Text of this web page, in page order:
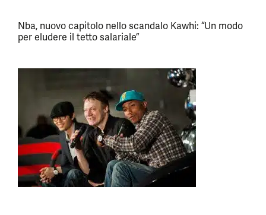
Nba, nuovo capitolo nello scandalo Kawhi: “Un modo
per eludere il tetto salariale”